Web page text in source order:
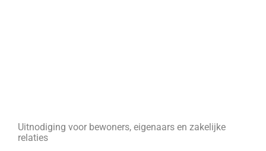
Uitnodiging voor bewoners, eigenaars en zakelijke
relaties